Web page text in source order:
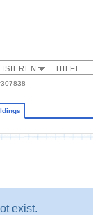
HILFE
exist.